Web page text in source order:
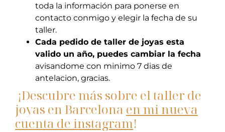
toda la información para ponerse en
contacto conmigo y elegir la fecha de su
taller.
Cada pedido de taller de joyas esta
valido un año, puedes cambiar la fecha
avisandome con minimo 7 dias de
antelacion, gracias.
¡Descubre más sobre el taller de
joyas en Barcelona en mi nueva
cuenta de instagram!